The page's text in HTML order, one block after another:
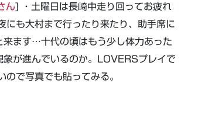
ん] ・土曜日は長崎中走り回ってお疲れ
にも大村まで行ったり来たり、助手席に
来ます…十代の頃はもう少し体力あった
が進んでいるのか。LOVERSプレイで
で写真でも貼ってみる。